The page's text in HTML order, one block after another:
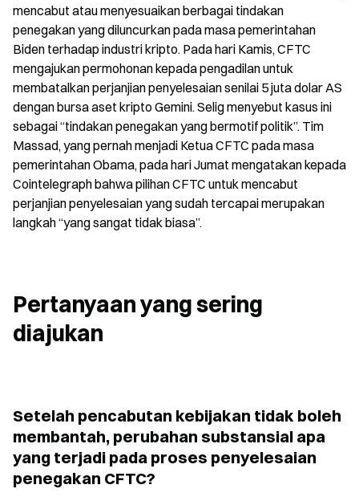
mencabut atau menyesuaikan berbagai tindakan
penegakan yang diluncurkan pada masa pemerintahan
Biden terhadap industri kripto. Pada hari Kamis, CFTC
mengajukan permohonan kepada pengadilan untuk
membatalkan perjanjian penyelesaian senilai 5 juta dolar AS
dengan bursa aset kripto Gemini. Selig menyebut kasus ini
sebagai “tindakan penegakan yang bermotif politik”. Tim
Massad, yang pernah menjadi Ketua CFTC pada masa
pemerintahan Obama, pada hari Jumat mengatakan kepada
Cointelegraph bahwa pilihan CFTC untuk mencabut
perjanjian penyelesaian yang sudah tercapai merupakan
langkah “yang sangat tidak biasa”.
Pertanyaan yang sering
diajukan
Setelah pencabutan kebijakan tidak boleh
membantah, perubahan substansial apa
yang terjadi pada proses penyelesaian
penegakan CFTC?